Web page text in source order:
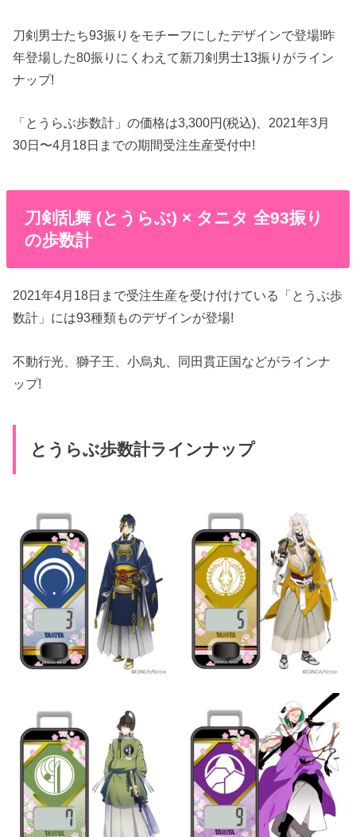
刀剣男士たち93振りをモチーフにしたデザインで登場!昨
年登場した80振りにくわえて新刀剣男士13振りがライン
ナップ!
「とうらぶ歩数計」の価格は3,300円(税込)、2021年3月
30日〜4月18日までの期間受注生産受付中!
刀剣乱舞 (とうらぶ) × タニタ 全93振り
の歩数計
2021年4月18日まで受注生産を受け付けている「とうぶ歩
数計」には93種類ものデザインが登場!
不動行光、獅子王、小烏丸、同田貫正国などがラインナ
ップ!
とうらぶ歩数計ラインナップ